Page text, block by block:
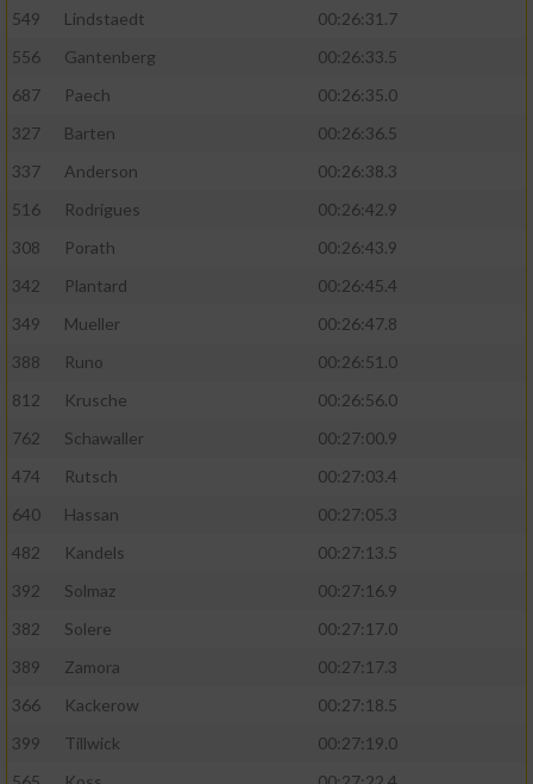
549
Lindstaedt
00:26:31.7
556
Gantenberg
00:26:33.5
687
Paech
00:26:35.0
327
Barten
00:26:36.5
337
Anderson
00:26:38.3
516
Rodrigues
00:26:42.9
308
Porath
00:26:43.9
342
Plantard
00:26:45.4
349
Mueller
00:26:47.8
388
Runo
00:26:51.0
812
Krusche
00:26:56.0
762
Schawaller
00:27:00.9
474
Rutsch
00:27:03.4
640
Hassan
00:27:05.3
482
Kandels
00:27:13.5
392
Solmaz
00:27:16.9
382
Solere
00:27:17.0
389
Zamora
00:27:17.3
366
Kackerow
00:27:18.5
399
Tillwick
00:27:19.0